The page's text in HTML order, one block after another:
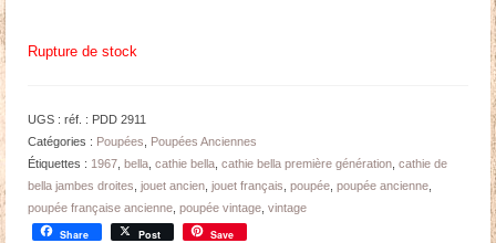
Rupture de stock
UGS : réf. : PDD 2911
Catégories : Poupées
Poupées Anciennes
Étiquettes : 1967 bella cathie bella cathie bella première génération cathie de
bella jambes droites jouet ancien jouet français poupée poupée ancienne
poupée française ancienne poupée vintage vintage
Share Post Save